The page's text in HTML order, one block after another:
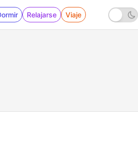
Relajarse Viaje